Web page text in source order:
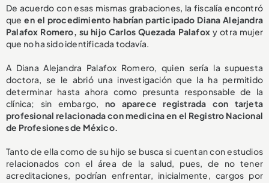
De acuerdo con esas mismas grabaciones, la fiscalía encontró
queen el procedimiento habrían participado Diana Alejandra
Palafox Romero, su hijo Carlos Quezada Palafox y otra mujer
que no ha sido identificada todavía.
A Diana Alejandra Palafox Romero, quien sería la supuesta
doctora, se le abrió una investigación que la ha permitido
determinar hasta ahora como presunta responsable de la
clínica; sin embargo, no aparece registrada con tarjeta
profesional relacionada con medicina en el Registro Nacional
de Profesiones de México.
Tanto de ella como de su hijo se busca si cuentan con estudios
relacionados con el área de la salud, pues, de no tener
acreditaciones, podrían enfrentar, inicialmente, cargos por